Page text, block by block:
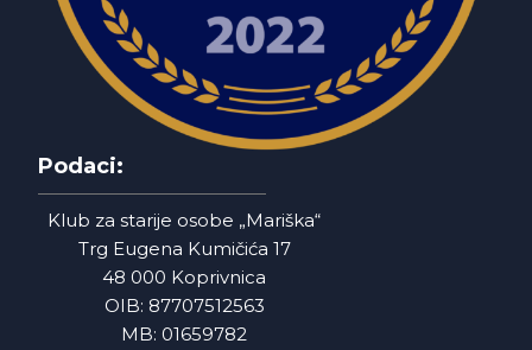
Podaci:
Klub za starije osobe „Mariška“
Trg Eugena Kumičića 17
48 000 Koprivnica
OIB: 87707512563
MB: 01659782